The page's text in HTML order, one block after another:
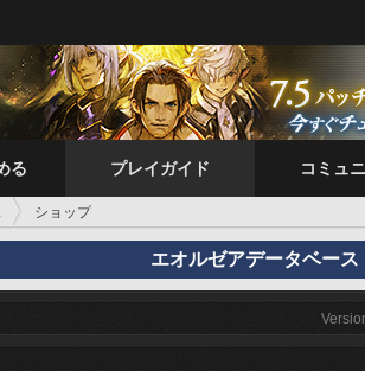
る プレイガイド コミュ
ショップ
エオルゼアデータベース